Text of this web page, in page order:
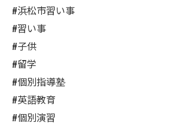
#浜松市習い事
#習い事
#子供
#留学
#個別指導塾
#英語教育
#個別演習